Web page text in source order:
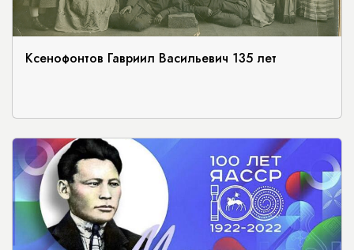
Ксенофонтов Гавриил Васильевич 135 лет